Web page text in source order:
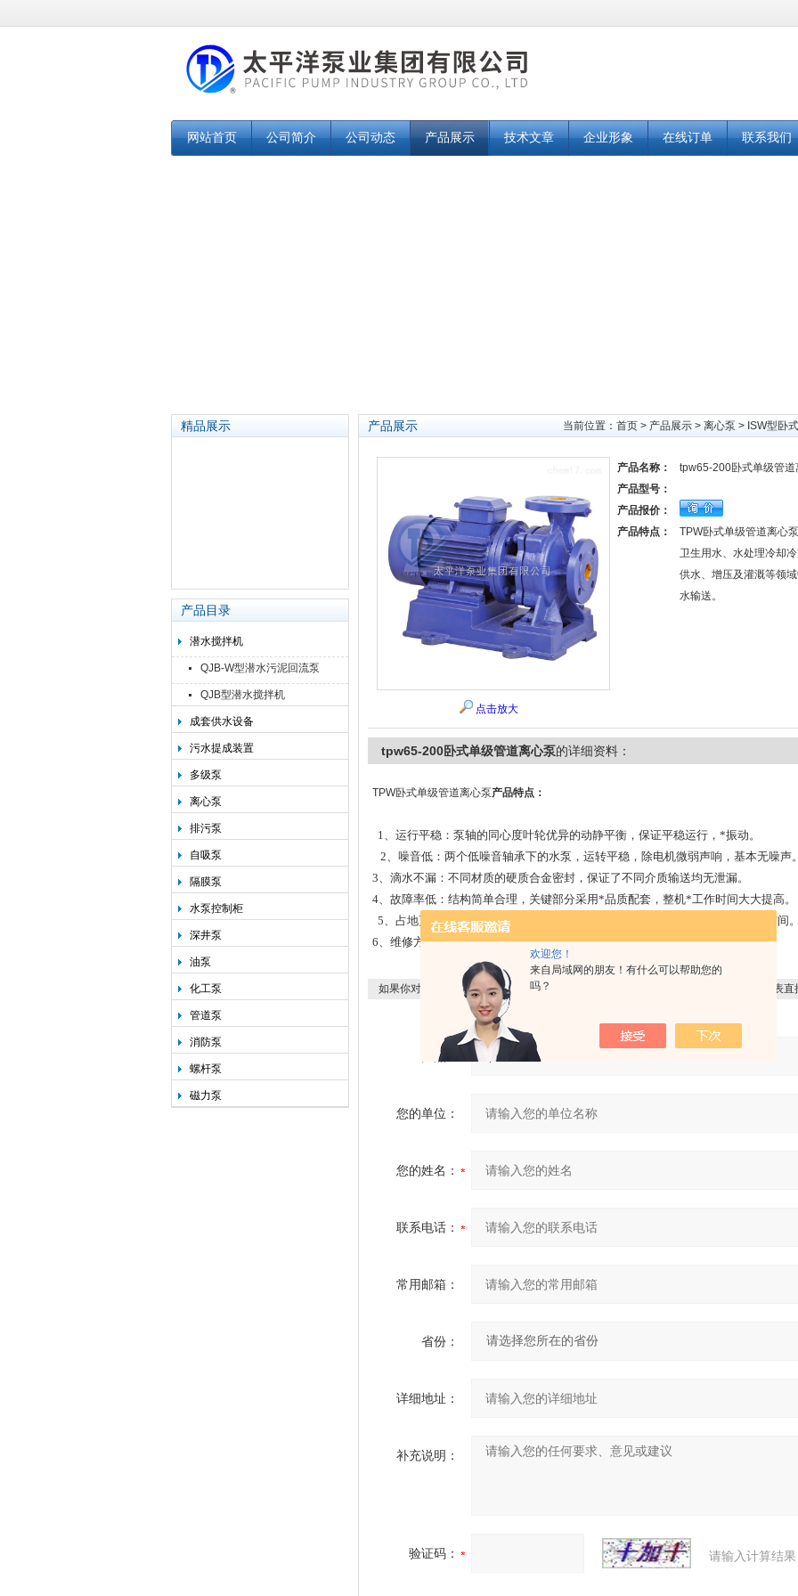
欢迎您！
来自局域网的朋友！有什么可以帮助您的
吗？
网站首页 公司简介 公司动态 产品展示 技术文章 企业形象 在线订单 联系我们
精品展示
产品目录
潜水搅拌机
QJB-W型潜水污泥回流泵
QJB型潜水搅拌机
成套供水设备
污水提成装置
多级泵
离心泵
排污泵
自吸泵
隔膜泵
水泵控制柜
深井泵
油泵
化工泵
管道泵
消防泵
螺杆泵
磁力泵
产品展示 当前位置： 首页 > 产品展示 > 离心泵 > ISW型卧
点击放大
产品名称：
tpw65-200卧式单级管道
产品型号：
产品报价：
产品特点：
TPW卧式单级管道离心
卫生用水、水处理冷却
供水、增压及灌溉等领
水输送。
tpw65-200卧式单级管道离心泵的详细资料：
TPW卧式单级管道离心泵产品特点：
1、运行平稳：泵轴的同心度叶轮优异的动静平衡，保证平稳运行，*振动。
2、噪音低：两个低噪音轴承下的水泵，运转平稳，除电机微弱声响，基本无噪声。
3、滴水不漏：不同材质的硬质合金密封，保证了不同介质输送均无泄漏。
4、故障率低：结构简单合理，关键部分采用*品质配套，整机*工作时间大大提高。
5、占地更省：出口可向左、向右、向上三个方向，便于管道布置安装，节省空间。
6、维修方便：更换密封、轴承、简易方便。
如果你对 tpw65-200卧式单级管道离心泵 感兴趣，想了解更详细的产品信息，填写下表直
产品：
您的单位：
您的姓名：
联系电话：
常用邮箱：
省份：
详细地址：
补充说明：
验证码： 请输入计算结